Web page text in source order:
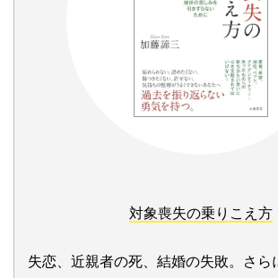
対象喪失の乗りこえ方
失恋、近親者の死、結婚の失敗。さら